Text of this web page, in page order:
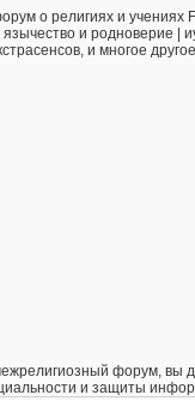
о религиях и учениях
язычество и родноверие |
и многое
форум, вы
и защиты